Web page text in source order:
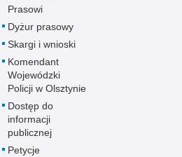
Prasowi
Dyżur prasowy
Skargi i wnioski
Komendant
Wojewódzki
Policji w Olsztynie
Dostęp do
informacji
publicznej
Petycje